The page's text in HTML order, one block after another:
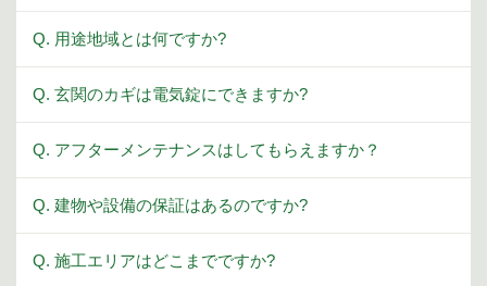
Q. 用途地域とは何ですか?
Q. 玄関のカギは電気錠にできますか?
Q. アフターメンテナンスはしてもらえますか？
Q. 建物や設備の保証はあるのですか?
Q. 施工エリアはどこまでですか?